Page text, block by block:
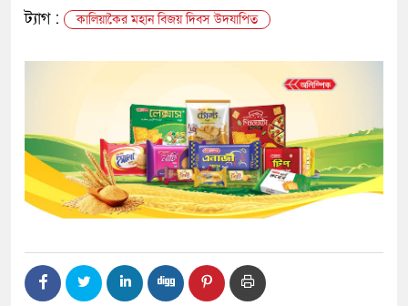
ট্যাগ :
কালিয়াকৈর মহান বিজয় দিবস উদযাপিত